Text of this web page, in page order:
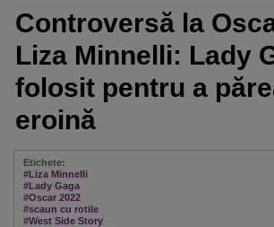
Controversă la
Liza Minnelli: Lady
folosit pentru a
eroină
Etichete:
#Liza Minnelli
#Lady Gaga
#Oscar 2022
#scaun cu rotile
#West Side Story